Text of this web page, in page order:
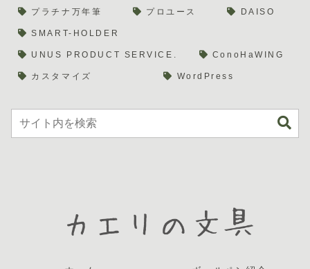
プラチナ万年筆 プロユース DAISO
SMART-HOLDER
UNUS PRODUCT SERVICE. ConoHaWING
カスタマイズ WordPress